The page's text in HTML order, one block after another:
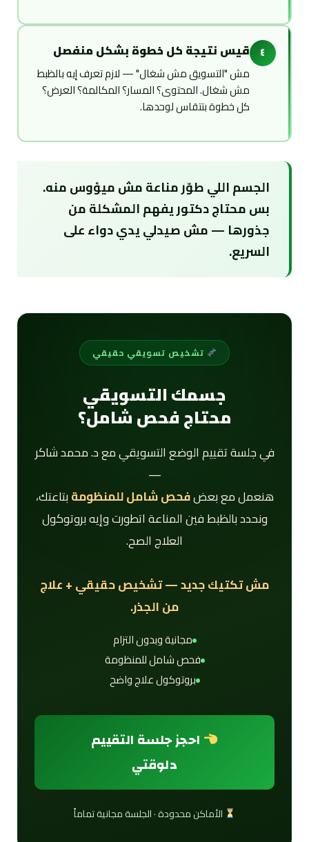
٤ قيس نتيجة كل خطوة بشكل منفصل
مش "التسويق مش شغال" — لازم تعرف إيه بالظبط
مش شغال. المحتوى؟ المسار؟ المكالمة؟ العرض؟
كل خطوة بتتقاس لوحدها.
الجسم اللي طوّر مناعة مش ميؤوس منه.
بس محتاج دكتور يفهم المشكلة من
جذورها — مش صيدلي يدي دواء على
السريع.
تشخيص تسويقي حقيقي
جسمك التسويقي
محتاج فحص شامل؟
في جلسة تقييم الوضع التسويقي مع د. محمد شاكر
—
هنعمل مع بعضفحص شامل للمنظومةبتاعتك،
ونحدد بالظبط فين المناعة اتطورت وإيه بروتوكول
العلاج الصح.
مش تكتيك جديد — تشخيص حقيقي + علاج
من الجذر.
مجانية وبدون التزام
فحص شامل للمنظومة
بروتوكول علاج واضح
احجز جلسة التقييم
دلوقتي
الأماكن محدودة · الجلسة مجانية تماماً